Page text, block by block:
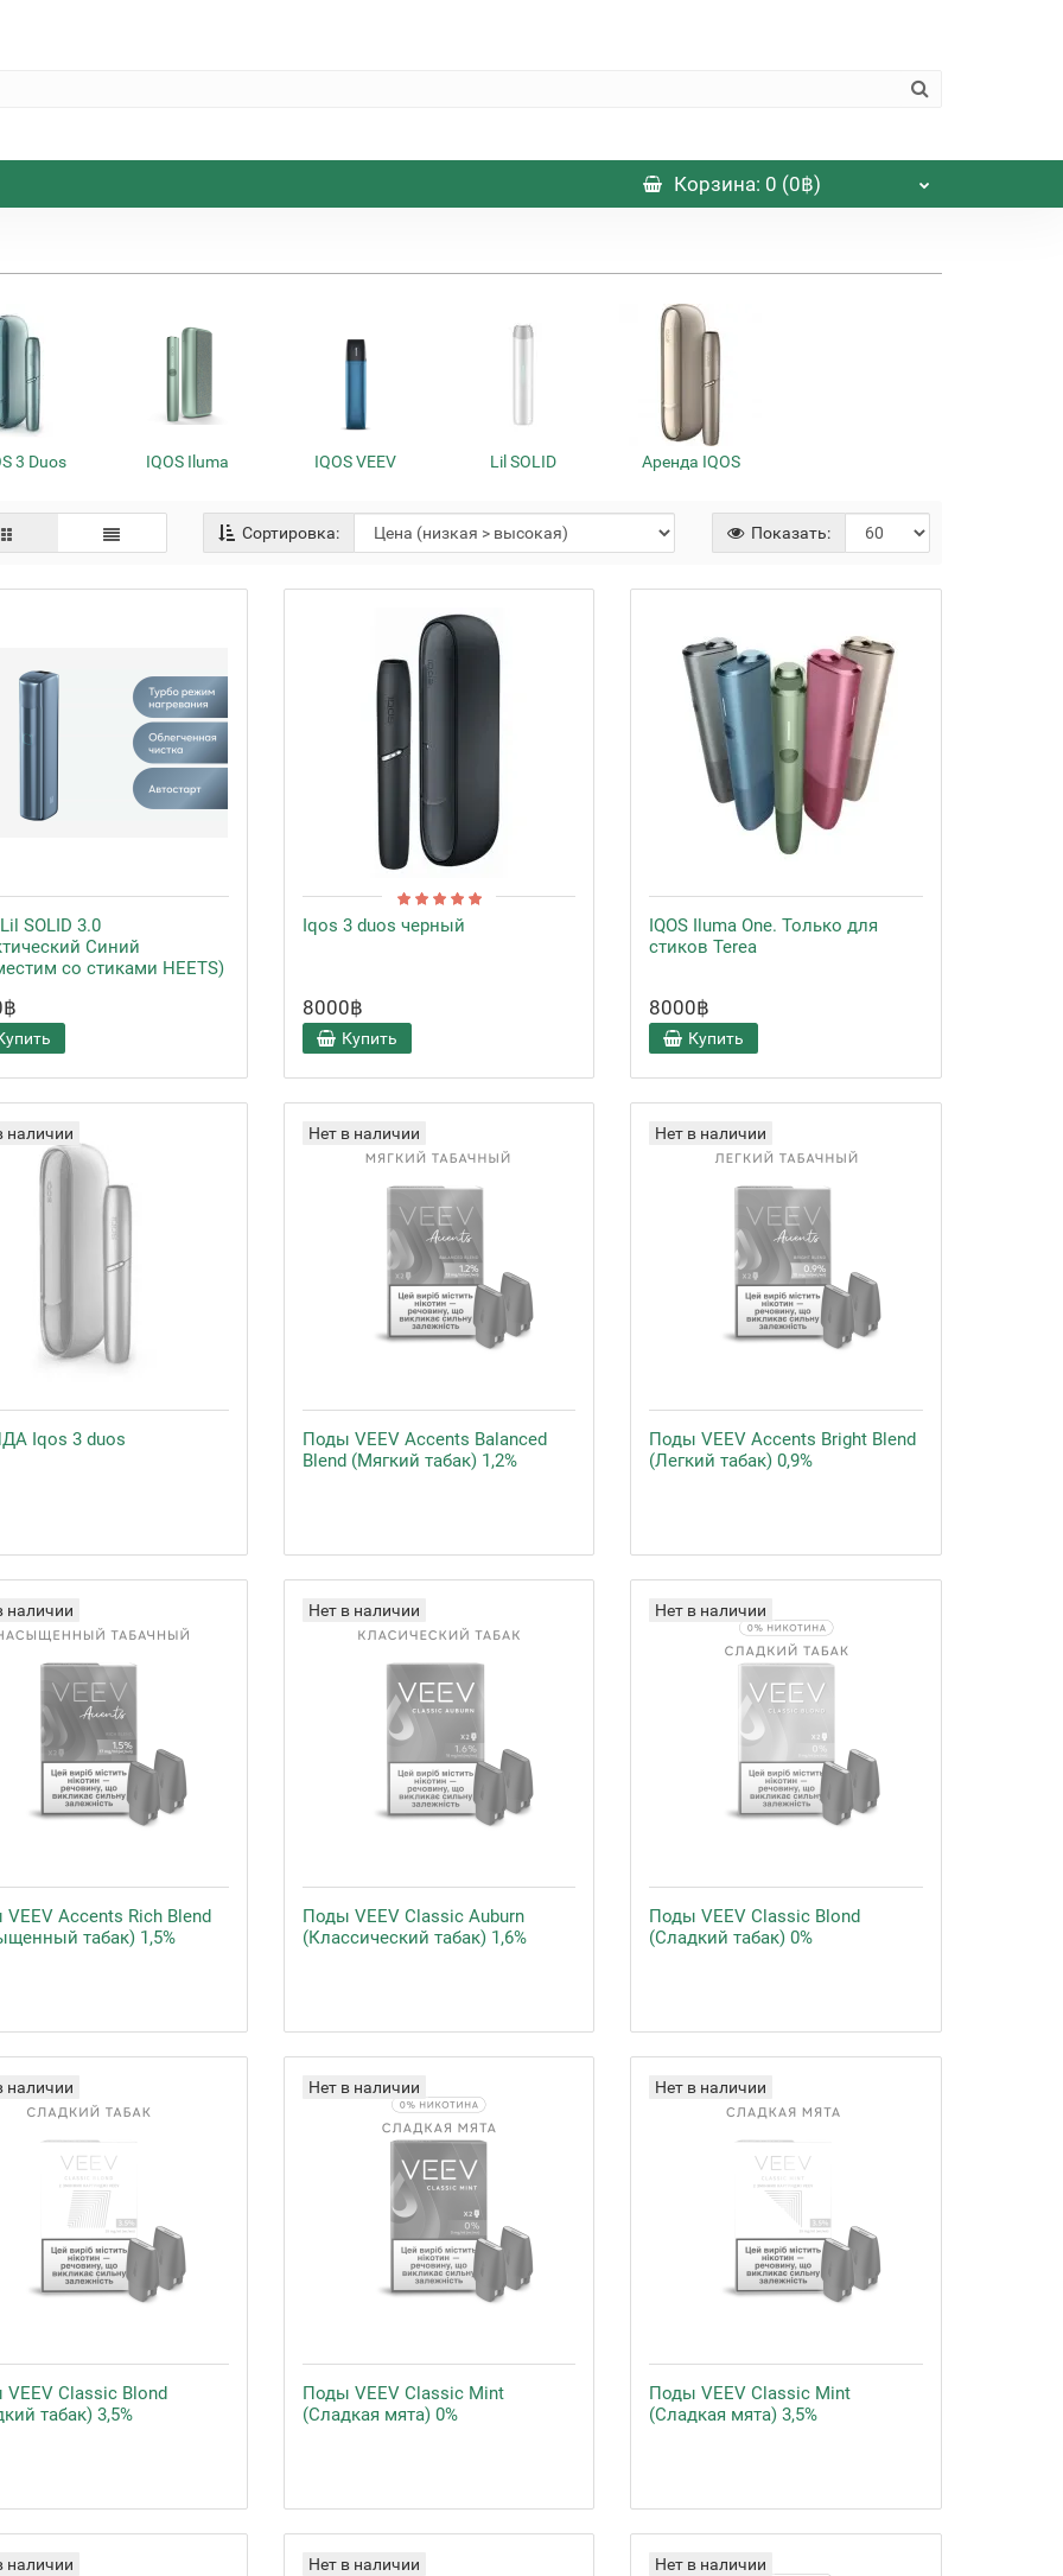
Корзина: 0 (0฿)
3 Duos IQOS Iluma IQOS VEEV Lil SOLID Аренда IQOS
Сортировка: Показать:
SOLID 3.0
Синий
со стиками HEETS)
Iqos 3 duos черный
8000฿
Купить
IQOS Iluma One. Только для
стиков Terea
8000฿
Купить
наличии
Iqos 3 duos
Нет в наличии
Поды VEEV Accents Balanced
Blend (Мягкий табак) 1,2%
Нет в наличии
Поды VEEV Accents Bright Blend
(Легкий табак) 0,9%
наличии
Accents Rich Blend
табак) 1,5%
Нет в наличии
Поды VEEV Classic Auburn
(Классический табак) 1,6%
Нет в наличии
Поды VEEV Classic Blond
(Сладкий табак) 0%
наличии
Classic Blond
табак) 3,5%
Нет в наличии
Поды VEEV Classic Mint
(Сладкая мята) 0%
Нет в наличии
Поды VEEV Classic Mint
(Сладкая мята) 3,5%
наличии Нет в наличии Нет в наличии